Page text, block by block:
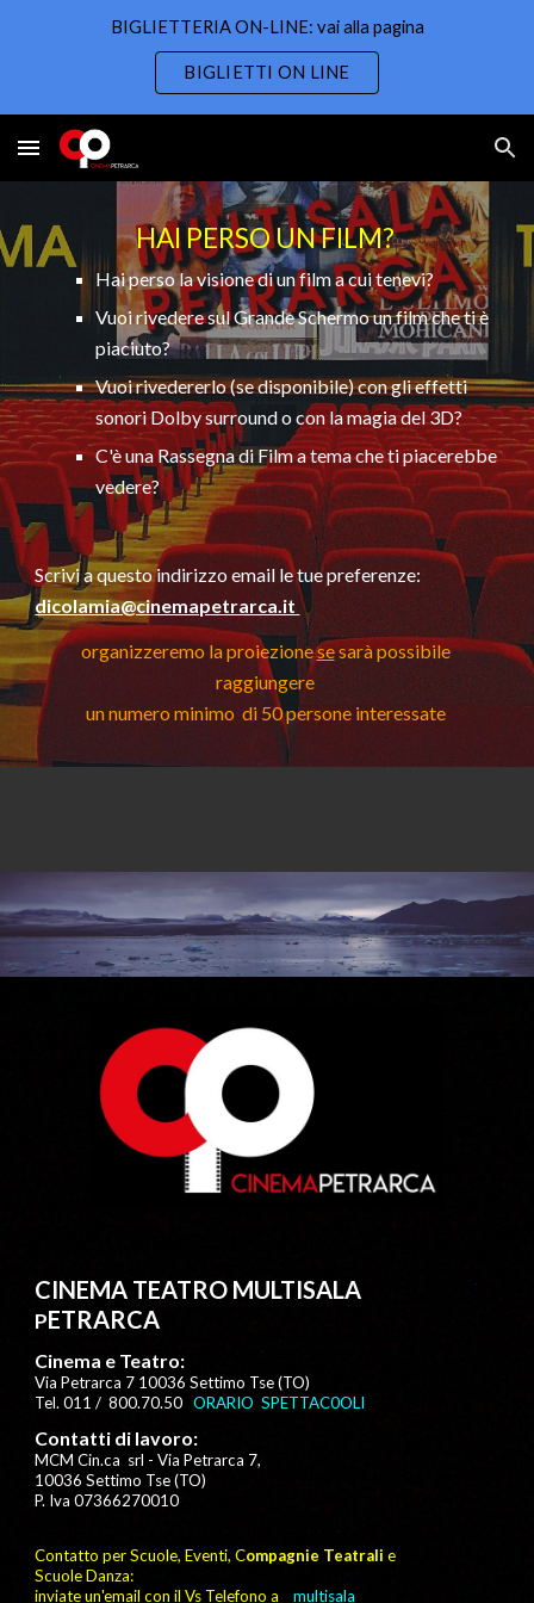
Skip to navigation
BIGLIETTERIA ON-LINE: vai alla pagina
BIGLIETTI ON LINE
HAI PERSO UN FILM?
Hai perso la visione di un film a cui tenevi?
Vuoi rivedere sul Grande Schermo un film che ti è
piaciuto?
Vuoi rivedererlo (se disponibile) con gli effetti
sonori Dolby surround o con la magia del 3D?
C'è una Rassegna di Film a tema che ti piacerebbe
vedere?
dicolamia@cinemapetrarca.it
organizzeremo la proiezione sesarà possibile
raggiungere
un numero minimo  di 50 persone interessate
CINEMA TEATRO MULTISALA
PETRARCA
Cinema e Teatro:
Via Petrarca 7 10036 Settimo Tse (TO)
Tel. 011 / 800.70.50 ORARIO SPETTAC0OLI
Contatti di lavoro:
MCM Cin.ca srl -Via Petrarca 7,
10036 Settimo Tse (TO)
P. Iva 07366270010
Contatto per Scuole, Eventi, Compagnie Teatrali e
Scuole Danza:
inviate un'email con il Vs Telefono a
multisala